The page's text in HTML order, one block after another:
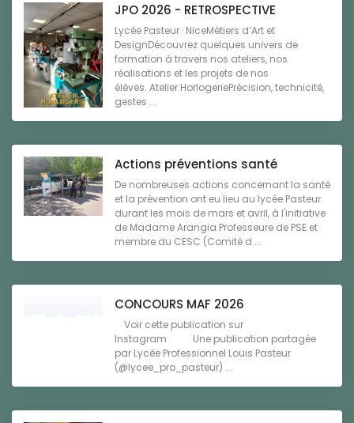
JPO 2026 - RETROSPECTIVE
Lycée Pasteur · NiceMétiers d’Art et
DesignDécouvrez quelques univers de
formation à travers nos ateliers, nos
réalisations et les projets de nos
élèves. Atelier HorlogeriePrécision, technicité,
gestes ...
Actions préventions santé
De nombreuses actions concernant la santé
et la prévention ont eu lieu au lycée Pasteur
durant les mois de mars et avril, à l'initiative
de Madame Arangia Professeure de PSE et
membre du CESC (Comité d ...
CONCOURS MAF 2026
Voir cette publication sur
Instagram Une publication partagée
par Lycée Professionnel Louis Pasteur
(@lycee_pro_pasteur) ...